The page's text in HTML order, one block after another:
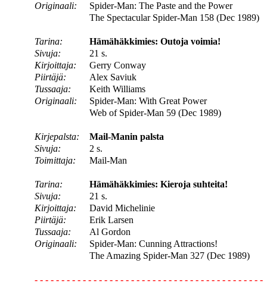
Originaali:
Spider-Man: The Paste and the Power
The Spectacular Spider-Man 158 (Dec 1989)
Tarina:
Hämähäkkimies: Outoja voimia!
Sivuja:
21 s.
Kirjoittaja:
Gerry Conway
Piirtäjä:
Alex Saviuk
Tussaaja:
Keith Williams
Originaali:
Spider-Man: With Great Power
Web of Spider-Man 59 (Dec 1989)
Kirjepalsta:
Mail-Manin palsta
Sivuja:
2 s.
Toimittaja:
Mail-Man
Tarina:
Hämähäkkimies: Kieroja suhteita!
Sivuja:
21 s.
Kirjoittaja:
David Michelinie
Piirtäjä:
Erik Larsen
Tussaaja:
Al Gordon
Originaali:
Spider-Man: Cunning Attractions!
The Amazing Spider-Man 327 (Dec 1989)
- - - - - - - - - - - - - - - - - - - - - - - - - - - - - - - - - - - - - - - - - - -